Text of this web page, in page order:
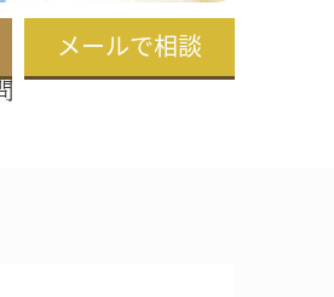
メールで相談